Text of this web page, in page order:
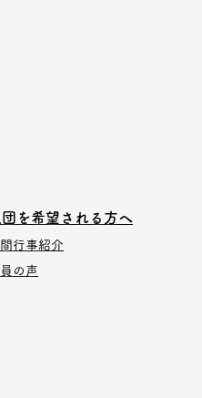
団を希望される方へ
行事紹介
の声